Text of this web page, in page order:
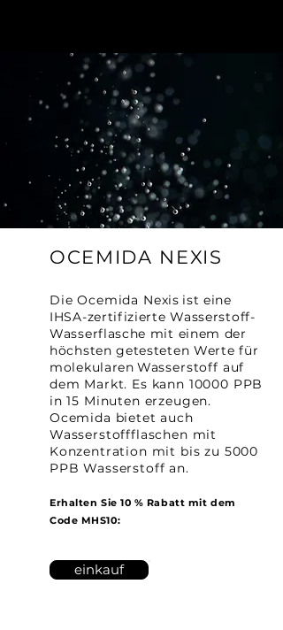
OCEMIDA NEXIS
Die Ocemida Nexis ist eine
IHSA-zertifizierte Wasserstoff-
Wasserflasche mit einem der
höchsten getesteten Werte für
molekularen Wasserstoff auf
dem Markt. Es kann 10000 PPB
in 15 Minuten erzeugen.
Ocemida bietet auch
Wasserstoffflaschen mit
Konzentration mit bis zu 5000
PPB Wasserstoff an.
Erhalten Sie 10 % Rabatt mit dem
Code MHS10:
einkauf